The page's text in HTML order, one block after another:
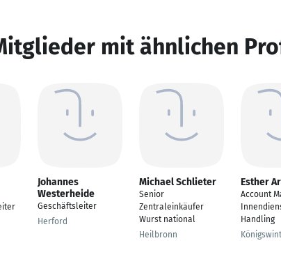
mit ähnlichen
Johannes
Westerheide
Geschäftsleiter
Herford
Michael Schlieter
Senior
Zentraleinkäufer
Wurst national
Heilbronn
Esther
Account
Handling